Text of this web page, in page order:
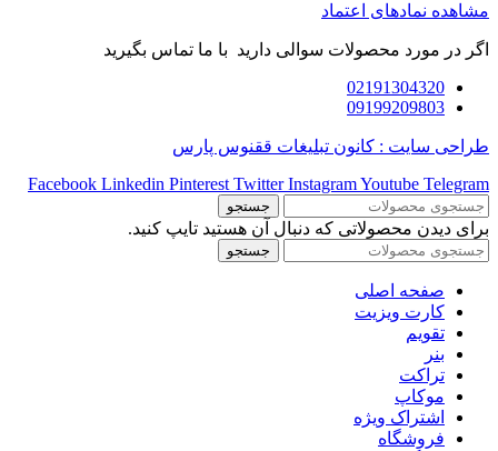
مشاهده نمادهای اعتماد
اگر در مورد محصولات سوالی دارید با ما تماس بگیرید
02191304320
09199209803
طراحی سایت : کانون تبلیغات ققنوس پارس
Facebook Linkedin Pinterest Twitter InstagramYoutube Telegram
جستجو
برای دیدن محصولاتی که دنبال آن هستید تایپ کنید.
جستجو
صفحه اصلی
کارت ویزیت
تقویم
بنر
تراکت
موکاپ
اشتراک ویژه
فروشگاه